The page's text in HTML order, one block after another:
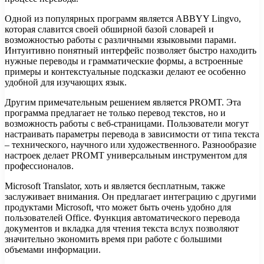
Одной из популярных программ является ABBYY Lingvo,
которая славится своей обширной базой словарей и
возможностью работы с различными языковыми парами.
Интуитивно понятный интерфейс позволяет быстро находить
нужные переводы и грамматические формы, а встроенные
примеры и контекстуальные подсказки делают ее особенно
удобной для изучающих язык.
Другим примечательным решением является PROMT. Эта
программа предлагает не только перевод текстов, но и
возможность работы с веб-страницами. Пользователи могут
настраивать параметры перевода в зависимости от типа текста
– технического, научного или художественного. Разнообразие
настроек делает PROMT универсальным инструментом для
профессионалов.
Microsoft Translator, хоть и является бесплатным, также
заслуживает внимания. Он предлагает интеграцию с другими
продуктами Microsoft, что может быть очень удобно для
пользователей Office. Функция автоматического перевода
документов и вкладка для чтения текста вслух позволяют
значительно экономить время при работе с большими
объемами информации.